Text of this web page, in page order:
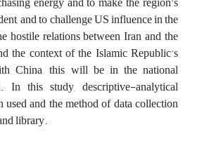
and to challenge US influence in the
hostile relations between Iran and the
the context of the Islamic Republic's
China, this will be in the national
In this study, descriptive-analytical
used and the method of data collection
library.